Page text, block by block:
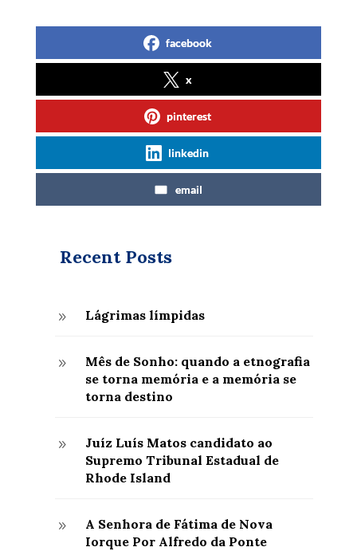
facebook
x
pinterest
linkedin
email
Recent Posts
9 Lágrimas límpidas
9
Mês de Sonho: quando a etnografia
se torna memória e a memória se
torna destino
9
Juíz Luís Matos candidato ao
Supremo Tribunal Estadual de
Rhode Island
9
A Senhora de Fátima de Nova
Iorque Por Alfredo da Ponte